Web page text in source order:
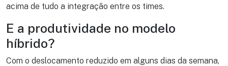
acima de tudo a integração entre os times.
E a produtividade no modelo
híbrido?
Com o deslocamento reduzido em alguns dias da semana,